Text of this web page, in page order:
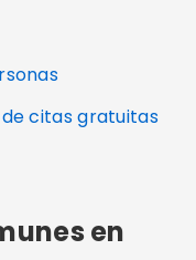
citas gratuitas
en